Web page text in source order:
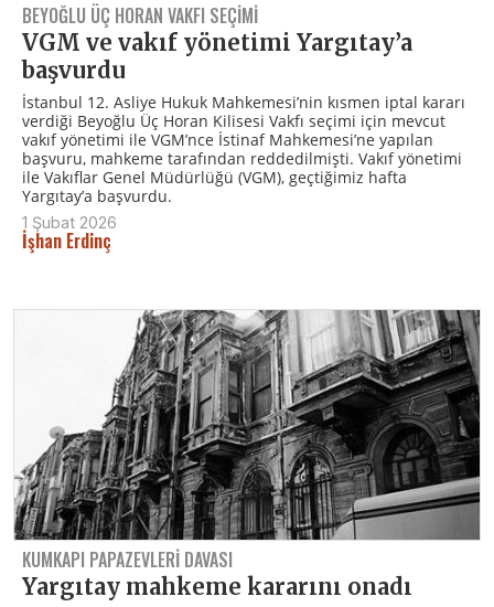
BEYOĞLU ÜÇ HORAN VAKFI SEÇIMI
VGM ve vakıf yönetimi Yargıtay’a
başvurdu
İstanbul 12. Asliye Hukuk Mahkemesi’nin kısmen iptal kararı
verdiği Beyoğlu Üç Horan Kilisesi Vakfı seçimi için mevcut
vakıf yönetimi ile VGM’nce İstinaf Mahkemesi’ne yapılan
başvuru, mahkeme tarafından reddedilmişti. Vakıf yönetimi
ile Vakıflar Genel Müdürlüğü (VGM), geçtiğimiz hafta
Yargıtay’a başvurdu.
1 Şubat 2026
İşhan Erdinç
KUMKAPI PAPAZEVLERİ DAVASI
Yargıtay mahkeme kararını onadı